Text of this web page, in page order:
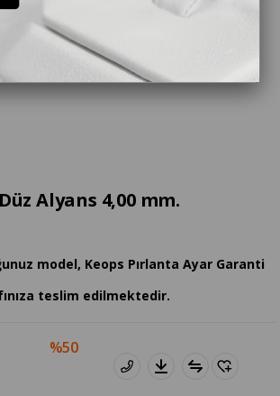
Alyans 4,00 mm.
model, Keops Pırlanta Ayar Garanti
teslim edilmektedir.
50